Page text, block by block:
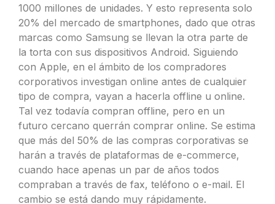
1000 millones de unidades. Y esto representa solo
20% del mercado de smartphones, dado que otras
marcas como Samsung se llevan la otra parte de
la torta con sus dispositivos Android. Siguiendo
con Apple, en el ámbito de los compradores
corporativos investigan online antes de cualquier
tipo de compra, vayan a hacerla offline u online.
Tal vez todavía compran offline, pero en un
futuro cercano querrán comprar online. Se estima
que más del 50% de las compras corporativas se
harán a través de plataformas de e-commerce,
cuando hace apenas un par de años todos
compraban a través de fax, teléfono o e-mail. El
cambio se está dando muy rápidamente.